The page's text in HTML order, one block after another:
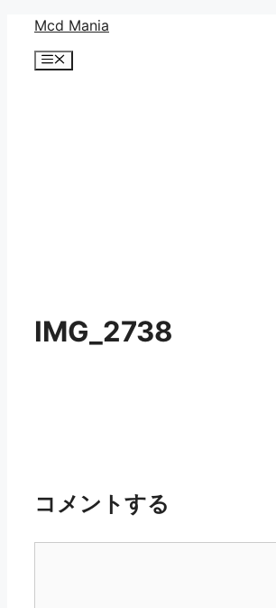
Mcd Mania
メ
IMG_2738
コメントする